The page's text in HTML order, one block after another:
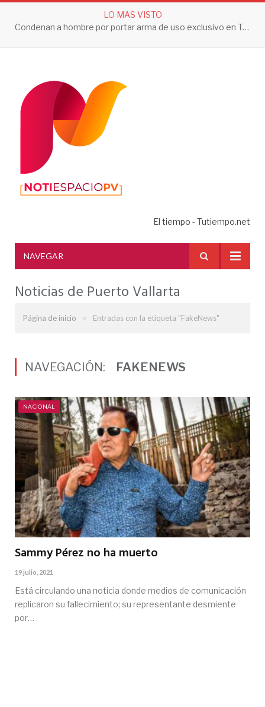
LO MAS VISTO
Condenan a hombre por portar arma de uso exclusivo en Tepic
El tiempo - Tutiempo.net
NAVEGAR
Noticias de Puerto Vallarta
Página de inicio » Entradas con la etiqueta "FakeNews"
NAVEGACIÓN: FAKENEWS
NACIONAL
Sammy Pérez no ha muerto
19 julio, 2021
Está circulando una noticia donde medios de comunicación
replicaron su fallecimiento; su representante desmiente
por…